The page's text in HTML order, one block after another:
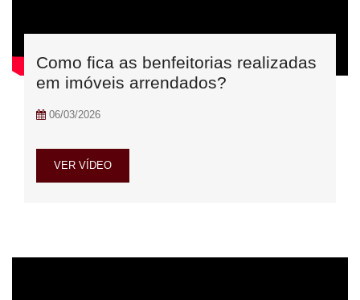
Como fica as benfeitorias realizadas
em imóveis arrendados?
06/03/2026
VER VÍDEO